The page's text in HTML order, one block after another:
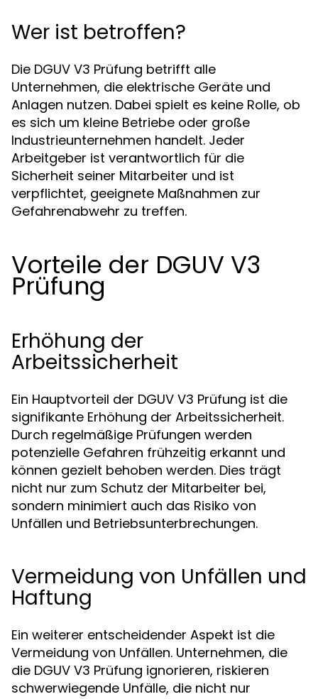
Wer ist betroffen?
Die DGUV V3 Prüfung betrifft alle
Unternehmen, die elektrische Geräte und
Anlagen nutzen. Dabei spielt es keine Rolle, ob
es sich um kleine Betriebe oder große
Industrieunternehmen handelt. Jeder
Arbeitgeber ist verantwortlich für die
Sicherheit seiner Mitarbeiter und ist
verpflichtet, geeignete Maßnahmen zur
Gefahrenabwehr zu treffen.
Vorteile der DGUV V3
Prüfung
Erhöhung der
Arbeitssicherheit
Ein Hauptvorteil der DGUV V3 Prüfung ist die
signifikante Erhöhung der Arbeitssicherheit.
Durch regelmäßige Prüfungen werden
potenzielle Gefahren frühzeitig erkannt und
können gezielt behoben werden. Dies trägt
nicht nur zum Schutz der Mitarbeiter bei,
sondern minimiert auch das Risiko von
Unfällen und Betriebsunterbrechungen.
Vermeidung von Unfällen und
Haftung
Ein weiterer entscheidender Aspekt ist die
Vermeidung von Unfällen. Unternehmen, die
die DGUV V3 Prüfung ignorieren, riskieren
schwerwiegende Unfälle, die nicht nur